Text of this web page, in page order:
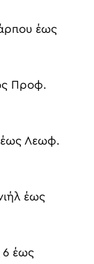
έως
Προφ.
Λεωφ.
έως
6 έως